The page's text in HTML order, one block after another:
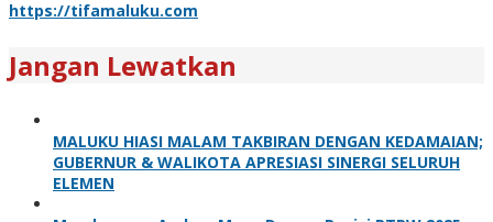
https://tifamaluku.com
Jangan Lewatkan
MALUKU HIASI MALAM TAKBIRAN DENGAN KEDAMAIAN;
GUBERNUR & WALIKOTA APRESIASI SINERGI SELURUH
ELEMEN